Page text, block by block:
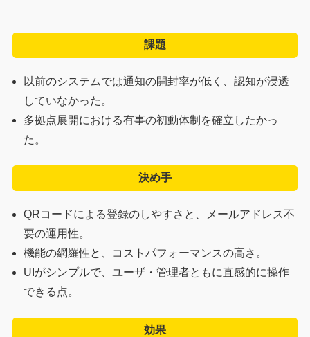
課題
以前のシステムでは通知の開封率が低く、認知が浸透
していなかった。
多拠点展開における有事の初動体制を確立したかっ
た。
決め手
QRコードによる登録のしやすさと、メールアドレス不
要の運用性。
機能の網羅性と、コストパフォーマンスの高さ。
UIがシンプルで、ユーザ・管理者ともに直感的に操作
できる点。
効果